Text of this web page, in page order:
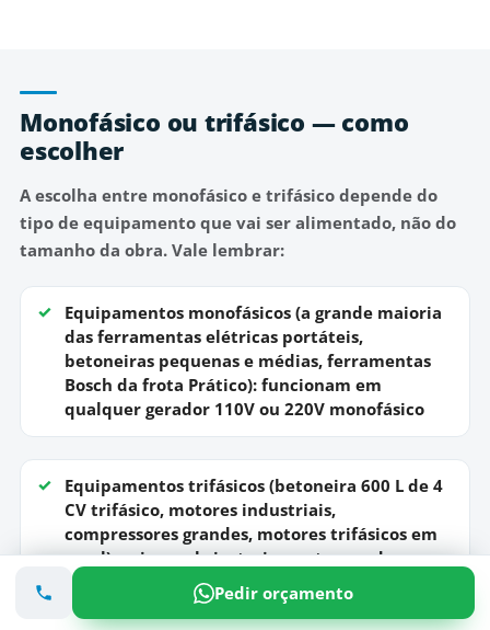
Monofásico ou trifásico — como
escolher
A escolha entre monofásico e trifásico depende do
tipo de equipamento que vai ser alimentado, não do
tamanho da obra. Vale lembrar:
Equipamentos monofásicos (a grande maioria
das ferramentas elétricas portáteis,
betoneiras pequenas e médias, ferramentas
Bosch da frota Prático): funcionam em
qualquer gerador 110V ou 220V monofásico
Equipamentos trifásicos (betoneira 600 L de 4
CV trifásico, motores industriais,
compressores grandes, motores trifásicos em
geral): exigem obrigatoriamente gerador
trifásico — não há adaptador que converta
Pedir orçamento